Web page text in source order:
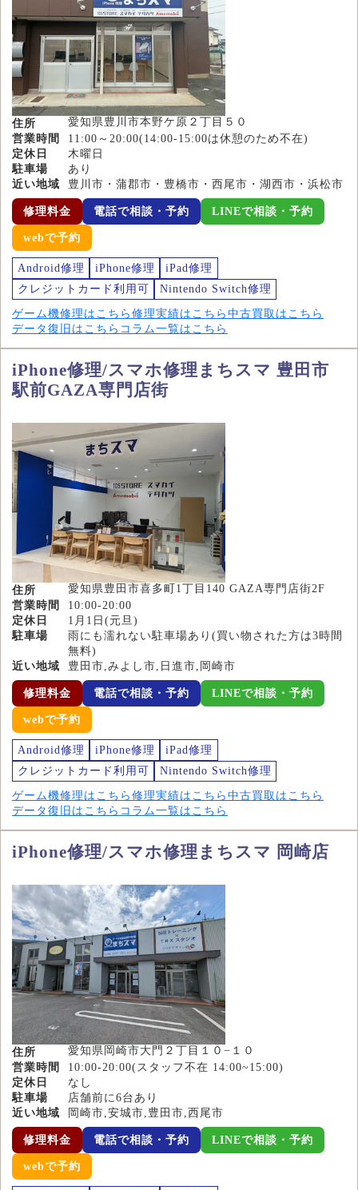
住所
愛知県豊川市本野ケ原２丁目５０
営業時間
11:00～20:00(14:00-15:00は休憩のため不在)
定休日
木曜日
駐車場
あり
近い地域
豊川市・蒲郡市・豊橋市・西尾市・湖西市・浜松市
修理料金 電話で相談・予約 LINEで相談・予約
webで予約
Android修理 iPhone修理
iPad修理
クレジットカード利用可
Nintendo Switch修理
ゲーム機修理はこちら 修理実績はこちら 中古買取はこちら
データ復旧はこちら コラム一覧はこちら
iPhone修理/スマホ修理まちスマ 豊田市
駅前GAZA専門店街
住所
愛知県豊田市喜多町1丁目140 GAZA専門店街2F
営業時間
10:00-20:00
定休日
1月1日(元旦)
駐車場
雨にも濡れない駐車場あり(買い物された方は3時間
無料)
近い地域
豊田市,みよし市,日進市,岡崎市
修理料金 電話で相談・予約 LINEで相談・予約
webで予約
Android修理 iPhone修理
iPad修理
クレジットカード利用可
Nintendo Switch修理
ゲーム機修理はこちら 修理実績はこちら 中古買取はこちら
データ復旧はこちら コラム一覧はこちら
iPhone修理/スマホ修理まちスマ 岡崎店
住所
愛知県岡崎市大門２丁目１０−１０
営業時間
10:00-20:00(スタッフ不在 14:00~15:00)
定休日
なし
駐車場
店舗前に6台あり
近い地域
岡崎市,安城市,豊田市,西尾市
修理料金 電話で相談・予約 LINEで相談・予約
webで予約